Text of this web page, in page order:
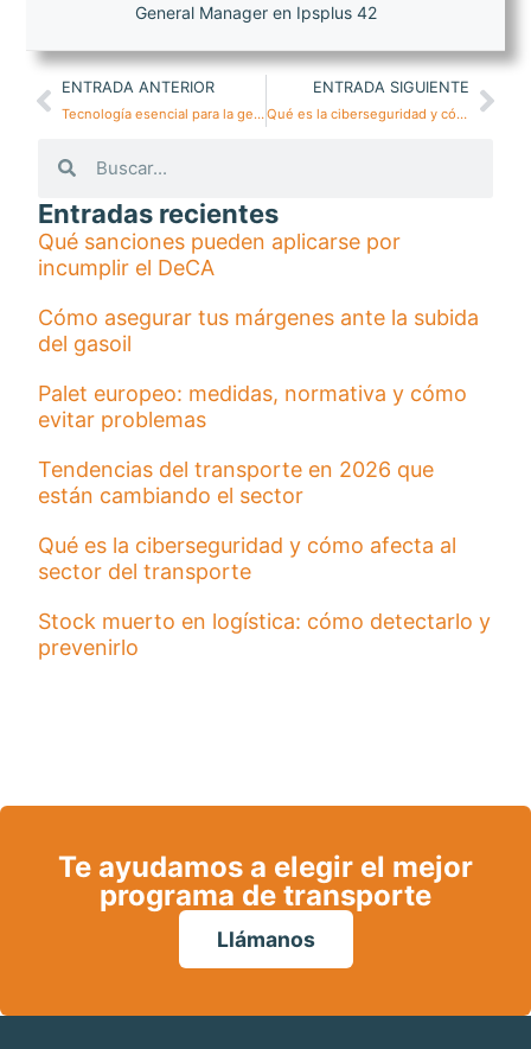
General Manager en Ipsplus 42
ENTRADA ANTERIOR
Tecnología esencial para la gestión de flotas
ENTRADA SIGUIENTE
Qué es la ciberseguridad y cómo afecta al sector del transporte
Entradas recientes
Qué sanciones pueden aplicarse por
incumplir el DeCA
Cómo asegurar tus márgenes ante la subida
del gasoil
Palet europeo: medidas, normativa y cómo
evitar problemas
Tendencias del transporte en 2026 que
están cambiando el sector
Qué es la ciberseguridad y cómo afecta al
sector del transporte
Stock muerto en logística: cómo detectarlo y
prevenirlo
Te ayudamos a elegir el mejor
programa de transporte
Llámanos